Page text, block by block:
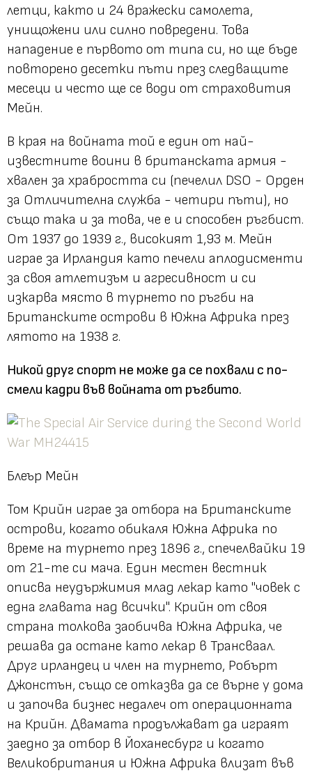
летци, както и 24 вражески самолета,
унищожени или силно повредени. Това
нападение е първото от типа си, но ще бъде
повторено десетки пъти през следващите
месеци и често ще се води от страховития
Мейн.
В края на войната той е един от най-
известните воини в британската армия -
хвален за храбростта си (печелил DSO - Орден
за Отличителна служба - четири пъти), но
също така и за това, че е и способен ръгбист.
От 1937 до 1939 г., високият 1,93 м. Мейн
играе за Ирландия като печели аплодисменти
за своя атлетизъм и агресивност и си
изкарва място в турнето по ръгби на
Британските острови в Южна Африка през
лятото на 1938 г.
Никой друг спорт не може да се похвали с по-
смели кадри във войната от ръгбито.
Блеър Мейн
Том Крийн играе за отбора на Британските
острови, когато обикаля Южна Африка по
време на турнето през 1896 г., спечелвайки 19
от 21-те си мача. Един местен вестник
описва неудържимия млад лекар като "човек с
една главата над всички". Крийн от своя
страна толкова заобичва Южна Африка, че
решава да остане като лекар в Трансваал.
Друг ирландец и член на турнето, Робърт
Джонстън, също се отказва да се върне у дома
и започва бизнес недалеч от операционната
на Крийн. Двамата продължават да играят
заедно за отбор в Йоханесбург и когато
Великобритания и Южна Африка влизат във